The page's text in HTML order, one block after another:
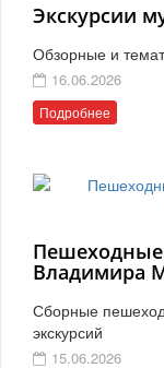
Экскурсии
Обзорные и
16.06.2026
Подробнее
Пешеходные
Владимира
Сборные
экскурсий
15.06.2026